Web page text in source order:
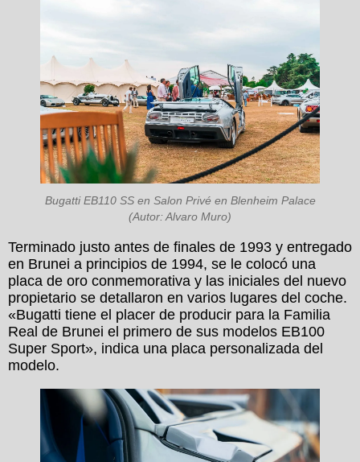
Bugatti EB110 SS en Salon Privé en Blenheim Palace
(Autor: Alvaro Muro)
Terminado justo antes de finales de 1993 y entregado
en Brunei a principios de 1994, se le colocó una
placa de oro conmemorativa y las iniciales del nuevo
propietario se detallaron en varios lugares del coche.
«Bugatti tiene el placer de producir para la Familia
Real de Brunei el primero de sus modelos EB100
Super Sport», indica una placa personalizada del
modelo.